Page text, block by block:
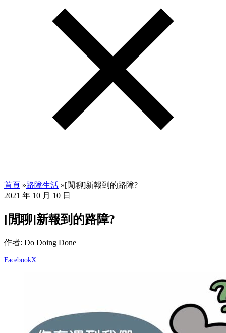
首頁 »路障生活 »[閒聊]新報到的路障?
2021 年 10 月 10 日
[閒聊]新報到的路障?
作者: Do Doing Done
FacebookX